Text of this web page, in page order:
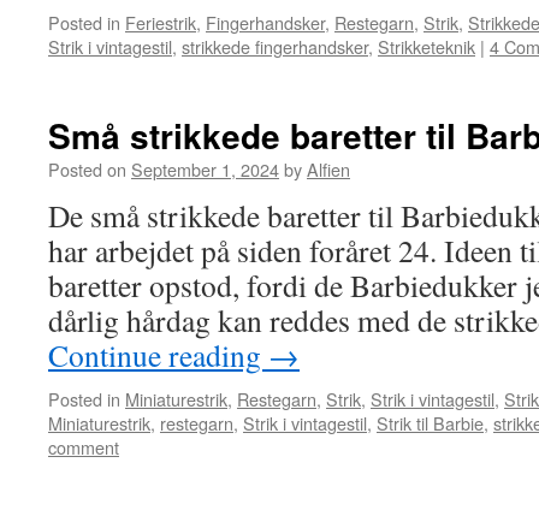
Posted in Feriestrik, Fingerhandsker, Restegarn, Strik,
Strik i vintagestil, strikkede fingerhandsker, Strikketeknik | 4
Små strikkede baretter til
Posted on September 1, 2024byAlfien
De små strikkede baretter til
har arbejdet på siden foråret 24. Ideen
baretter opstod, fordi de Barbiedukker
dårlig hårdag kan reddes med de
Continue reading →
Posted in Miniaturestrik, Restegarn, Strik, Strik i vintagestil,
Miniaturestrik, restegarn, Strik i vintagestil, Strik til Barbie,
comment